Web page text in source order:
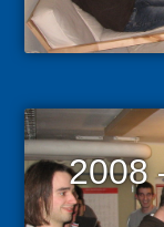
2008